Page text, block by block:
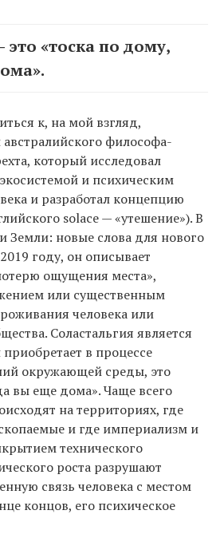
это «тоска по дому,
к, на мой взгляд,
философа-
который исследовал
и психическим
и разработал концепцию
solace — «утешение»). В
Земли: новые слова для нового
году, он описывает
ощущения места»,
или существенным
человека или
Соластальгия является
в процессе
окружающей среды, это
вы еще дома». Чаще всего
на территориях, где
и где империализм и
технического
роста разрушают
связь человека с местом
концов, его психическое